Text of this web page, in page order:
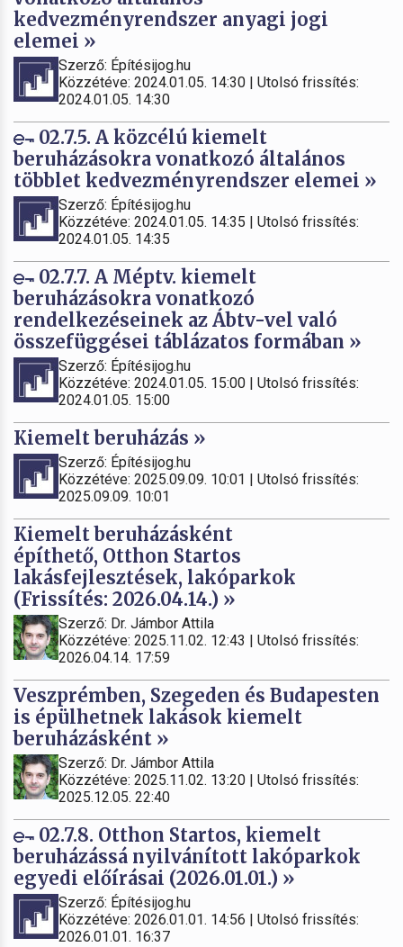
kedvezményrendszer anyagi jogi
elemei »
Szerző: Építésijog.hu
Közzétéve: 2024.01.05. 14:30 | Utolsó frissítés:
2024.01.05. 14:30
02.7.5. A közcélú kiemelt
beruházásokra vonatkozó általános
többlet kedvezményrendszer elemei »
Szerző: Építésijog.hu
Közzétéve: 2024.01.05. 14:35 | Utolsó frissítés:
2024.01.05. 14:35
02.7.7. A Méptv. kiemelt
beruházásokra vonatkozó
rendelkezéseinek az Ábtv-vel való
összefüggései táblázatos formában »
Szerző: Építésijog.hu
Közzétéve: 2024.01.05. 15:00 | Utolsó frissítés:
2024.01.05. 15:00
Kiemelt beruházás »
Szerző: Építésijog.hu
Közzétéve: 2025.09.09. 10:01 | Utolsó frissítés:
2025.09.09. 10:01
Kiemelt beruházásként
építhető, Otthon Startos
lakásfejlesztések, lakóparkok
(Frissítés: 2026.04.14.) »
Szerző: Dr. Jámbor Attila
Közzétéve: 2025.11.02. 12:43 | Utolsó frissítés:
2026.04.14. 17:59
Veszprémben, Szegeden és Budapesten
is épülhetnek lakások kiemelt
beruházásként »
Szerző: Dr. Jámbor Attila
Közzétéve: 2025.11.02. 13:20 | Utolsó frissítés:
2025.12.05. 22:40
02.7.8. Otthon Startos, kiemelt
beruházássá nyilvánított lakóparkok
egyedi előírásai (2026.01.01.) »
Szerző: Építésijog.hu
Közzétéve: 2026.01.01. 14:56 | Utolsó frissítés:
2026.01.01. 16:37